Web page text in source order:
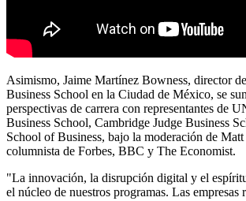
Asimismo, Jaime Martínez Bowness, director
Business School en la Ciudad de México, se
perspectivas de carrera con representantes de
Business School, Cambridge Judge Business
School of Business, bajo la moderación de
columnista de Forbes, BBC y The Economist.
"La innovación, la disrupción digital y el
el núcleo de nuestros programas. Las empresas